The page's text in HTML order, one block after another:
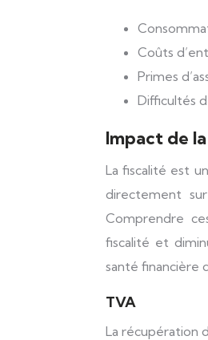
Coûts
Primes
Difficultés
Impact de
La fiscalité est
directement
Comprendre
fiscalité et
santé financière
TVA
La récupération